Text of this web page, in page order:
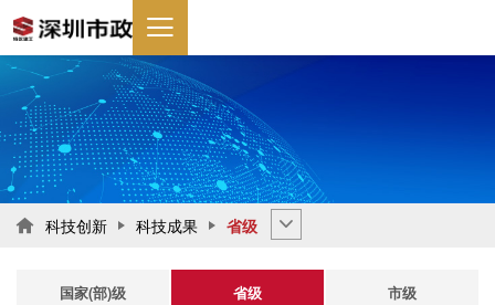
 科技创新 科技成果 省级
国家(部)级 省级 市级